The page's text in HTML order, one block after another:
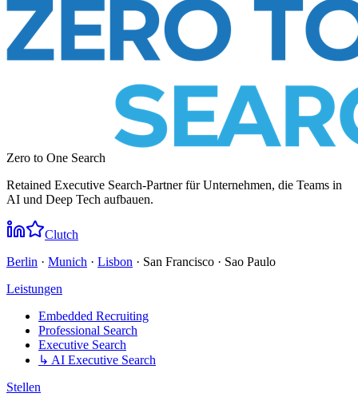
Zero to One Search
Retained Executive Search-Partner für Unternehmen, die Teams in
AI und Deep Tech aufbauen.
Clutch
Berlin · Munich · Lisbon · San Francisco · Sao Paulo
Leistungen
Embedded Recruiting
Professional Search
Executive Search
↳ AI Executive Search
Stellen